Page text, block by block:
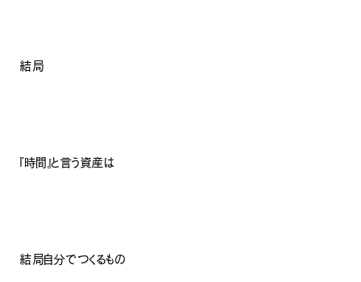
結局
『時間』と言う資産は
結局自分でつくるもの